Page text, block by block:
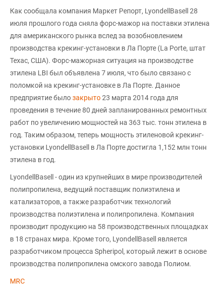
Как сообщала компания Маркет Репорт, LyondellBasell 28
июля прошлого года сняла форс-мажор на поставки этилена
для американского рынка вслед за возобновлением
производства крекинг-установки в Ла Порте (La Porte, штат
Техас, США). Форс-мажорная ситуация на производстве
этилена LBI был объявлена 7 июля, что было связано с
поломкой на крекинг-установке в Ла Порте. Данное
предприятие былозакрыто23 марта 2014 года для
проведения в течение 80 дней запланированных ремонтных
работ по увеличению мощностей на 363 тыс. тонн этилена в
год. Таким образом, теперь мощность этиленовой крекинг-
установки LyondellBasell в Ла Порте достигла 1,152 млн тонн
этилена в год.
LyondellBasell - один из крупнейших в мире производителей
полипропилена, ведущий поставщик полиэтилена и
катализаторов, а также разработчик технологий
производства полиэтилена и полипропилена. Компания
производит продукцию на 58 производственных площадках
в 18 странах мира. Кроме того, LyondellBasell является
разработчиком процесса Spheripol, который лежит в основе
производства полипропилена омского завода Полиом.
MRC